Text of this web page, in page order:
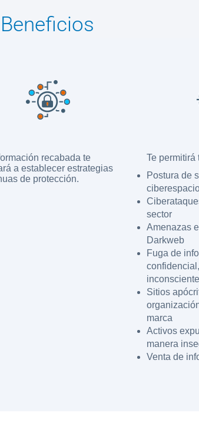
Beneficios
recabada te
a establecer estrategias
de protección.
Te permitirá
Postura de
sector
Amenazas
Darkweb
Fuga de
Sitios
marca
Activos
manera
Venta de